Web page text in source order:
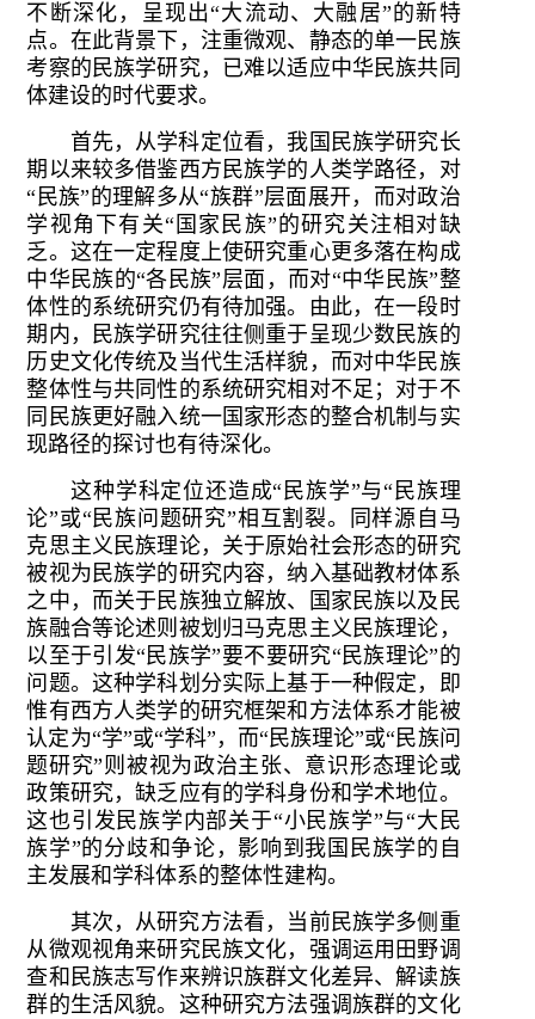
不断深化，呈现出“大流动、大融居”的新特
点。在此背景下，注重微观、静态的单一民族
考察的民族学研究，已难以适应中华民族共同
体建设的时代要求。
首先，从学科定位看，我国民族学研究长
期以来较多借鉴西方民族学的人类学路径，对
“民族”的理解多从“族群”层面展开，而对政治
学视角下有关“国家民族”的研究关注相对缺
乏。这在一定程度上使研究重心更多落在构成
中华民族的“各民族”层面，而对“中华民族”整
体性的系统研究仍有待加强。由此，在一段时
期内，民族学研究往往侧重于呈现少数民族的
历史文化传统及当代生活样貌，而对中华民族
整体性与共同性的系统研究相对不足；对于不
同民族更好融入统一国家形态的整合机制与实
现路径的探讨也有待深化。
这种学科定位还造成“民族学”与“民族理
论”或“民族问题研究”相互割裂。同样源自马
克思主义民族理论，关于原始社会形态的研究
被视为民族学的研究内容，纳入基础教材体系
之中，而关于民族独立解放、国家民族以及民
族融合等论述则被划归马克思主义民族理论，
以至于引发“民族学”要不要研究“民族理论”的
问题。这种学科划分实际上基于一种假定，即
惟有西方人类学的研究框架和方法体系才能被
认定为“学”或“学科”，而“民族理论”或“民族问
题研究”则被视为政治主张、意识形态理论或
政策研究，缺乏应有的学科身份和学术地位。
这也引发民族学内部关于“小民族学”与“大民
族学”的分歧和争论，影响到我国民族学的自
主发展和学科体系的整体性建构。
其次，从研究方法看，当前民族学多侧重
从微观视角来研究民族文化，强调运用田野调
查和民族志写作来辨识族群文化差异、解读族
群的生活风貌。这种研究方法强调族群的文化